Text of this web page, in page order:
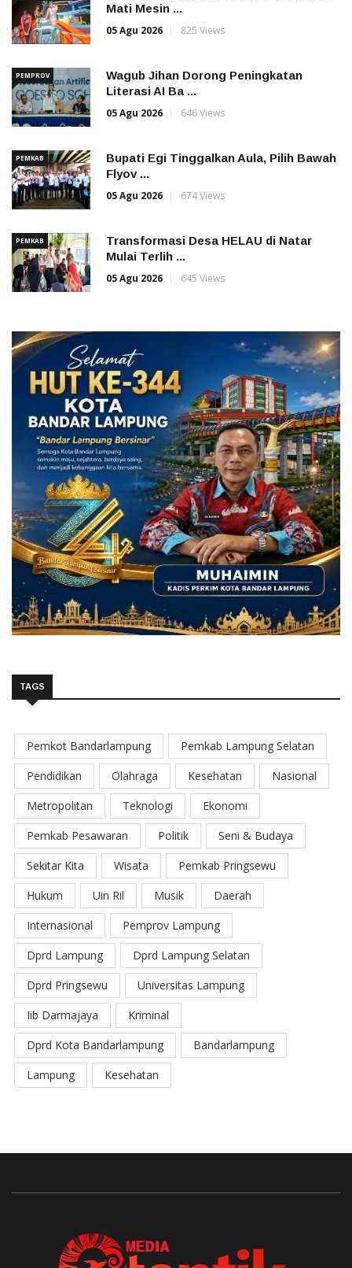
Mati Mesin ...
05 Agu 2026
825 Views
PEMPROV
Wagub Jihan Dorong Peningkatan
Literasi AI Ba ...
05 Agu 2026
646 Views
PEMKAB
Bupati Egi Tinggalkan Aula, Pilih Bawah
Flyov ...
05 Agu 2026
674 Views
PEMKAB
Transformasi Desa HELAU di Natar
Mulai Terlih ...
05 Agu 2026
645 Views
TAGS
Pemkot Bandarlampung
Pemkab Lampung Selatan
Pendidikan
Olahraga Kesehatan
Nasional
Metropolitan
Teknologi
Ekonomi
Pemkab Pesawaran
Politik
Seni & Budaya
Sekitar Kita
Wisata
Pemkab Pringsewu
Hukum
Uin Ril Musik
Daerah
Internasional
Pemprov Lampung
Dprd Lampung
Dprd Lampung Selatan
Dprd Pringsewu
Universitas Lampung
Iib Darmajaya
Kriminal
Dprd Kota Bandarlampung
Bandarlampung
Lampung
Kesehatan